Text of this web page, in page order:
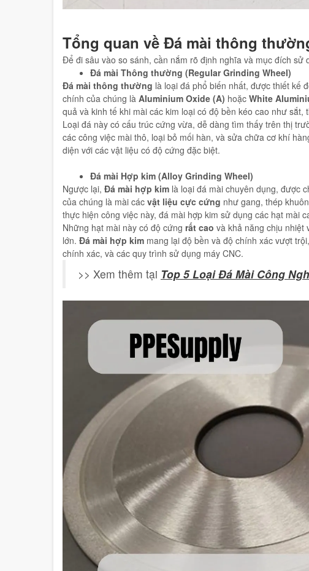
Tổng quan về Đá mài thông
Để đi sâu vào so sánh, cần nắm rõ định nghĩa và mục đích sử
Đá mài Thông thường (Regular Grinding Wheel)
Đá mài thông thườnglà loại đá phổ biến nhất, được thiết kế
chính của chúng làAluminium Oxide (A)hoặc White
quả và kinh tế khi mài các kim loại có độ bền kéo cao như sắt,
Loại đá này có cấu trúc cứng vừa, dễ dàng tìm thấy trên thị
các công việc mài thô, loại bỏ mối hàn, và sửa chữa cơ khí
diện với các vật liệu có độ cứng đặc biệt.
Ngược lại,Đá mài hợp kimlà loại đá mài chuyên dụng, được
của chúng là mài cácvật liệu cực cứngnhư gang, thép
thực hiện công việc này, đá mài hợp kim sử dụng các hạt mài
Những hạt mài này có độ cứng rất caovà khả năng chịu nhiệt
lớn.Đá mài hợp kimmang lại độ bền và độ chính xác vượt
chính xác, và các quy trình sử dụng máy CNC.
>> Xem thêm tại Top 5 Loại Đá Mài Công